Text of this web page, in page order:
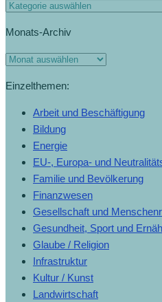
Monats-Archiv
Einzelthemen:
Arbeit und Beschäftigung
Bildung
Energie
EU-, Europa- und
Familie und Bevölkerung
Finanzwesen
Gesellschaft und
Gesundheit, Sport und
Glaube / Religion
Infrastruktur
Kultur / Kunst
Landwirtschaft